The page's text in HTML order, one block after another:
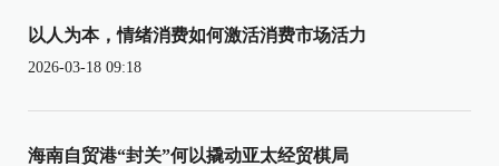
以人为本，情绪消费如何激活消费市场活力
2026-03-18 09:18
海南自贸港“封关”何以撬动亚太经贸棋局